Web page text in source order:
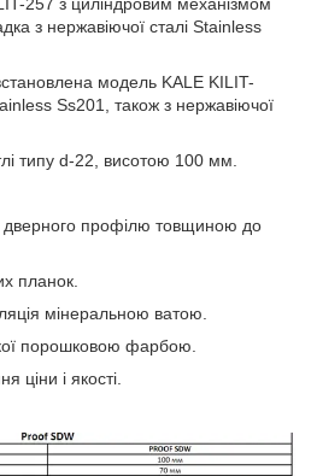
з нержавіючої сталі Stainless
модель KALE KILIT-
Ss201, також з нержавіючої
типу d-22, висотою 100 мм.
дверного профілю товщиною до
планок.
мінеральною ватою.
порошковою фарбою.
ціни і якості.